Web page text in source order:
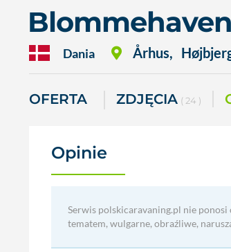
Dania Århus,
OFERTA ZDJĘCIA ( 24 )
Opinie
Serwis polskicaravaning.pl nie
tematem, wulgarne, obraźliwe,